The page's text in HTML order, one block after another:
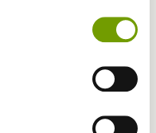
frynseklinik